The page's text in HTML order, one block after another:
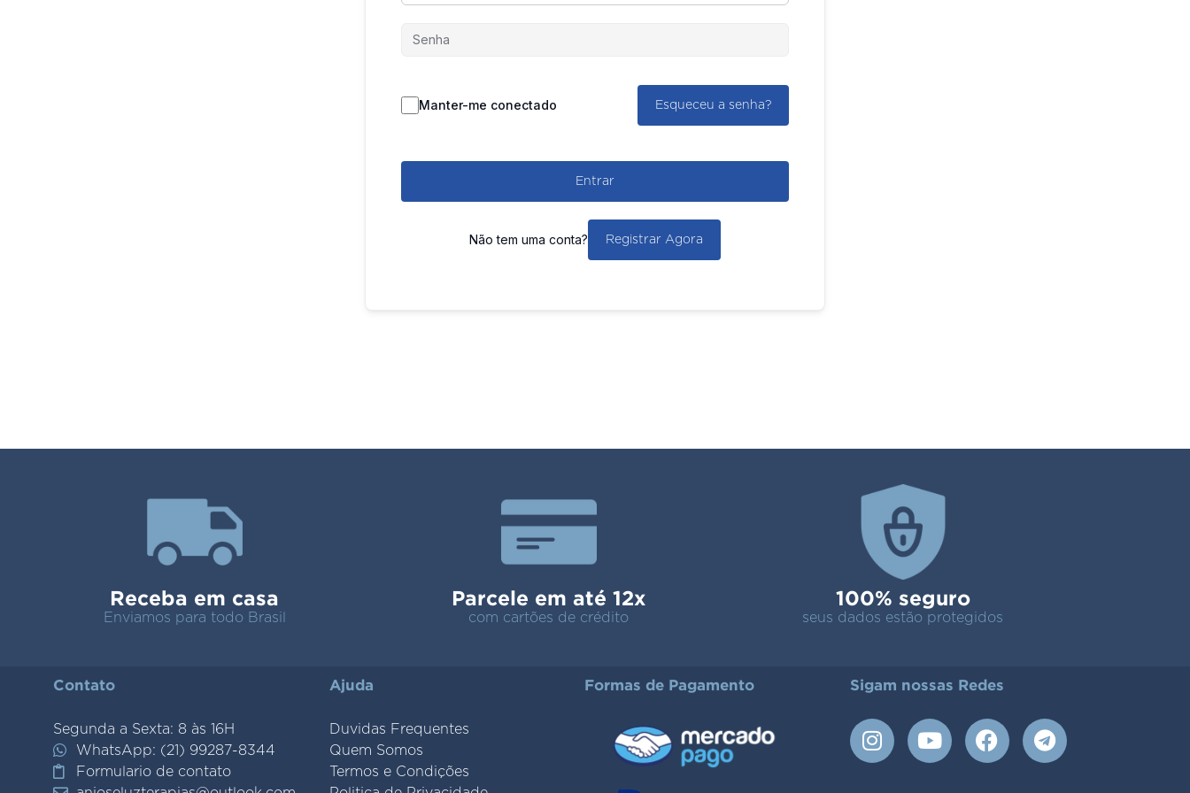
Manter-me conectado Esqueceu a senha?
Entrar
Não tem uma conta? Registrar Agora
Receba em casa
Enviamos para todo Brasil
Parcele em até 12x
com cartões de crédito
100% seguro
seus dados estão protegidos
Contato
Segunda a Sexta: 8 às 16H
WhatsApp: (21) 99287-8344
Formulario de contato
Ajuda
Duvidas Frequentes
Quem Somos
Termos e Condições
Formas de Pagamento Sigam nossas Redes
I
n
Y
o
F
a
T
e